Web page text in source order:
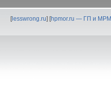
[lesswrong.ru] [hpmor.ru — ГП и МРМ